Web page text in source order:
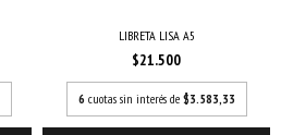
LIBRETA LISA A5
$21.500
6 cuotas sin interés de $3.583,33